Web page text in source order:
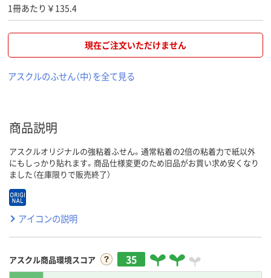
1冊あたり￥135.4
現在ご注文いただけません
アスクルのふせん（中）を全て見る
商品説明
アスクルオリジナルの強粘着ふせん。通常粘着の2倍の粘着力で紙以外
にもしっかり貼れます。商品仕様変更のため旧品がお買い求め安くなり
ました（在庫限りで販売終了）
アイコンの説明
アスクル商品環境スコア 35